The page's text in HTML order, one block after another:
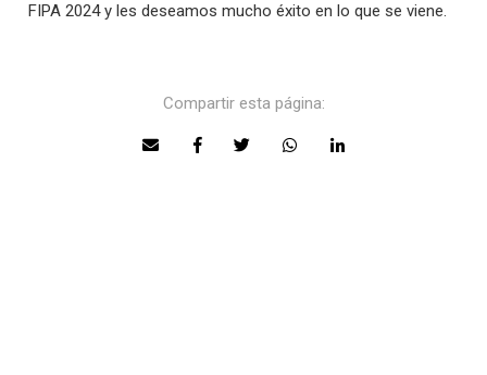
FIPA 2024 y les deseamos mucho éxito en lo que se viene.
Compartir esta página: